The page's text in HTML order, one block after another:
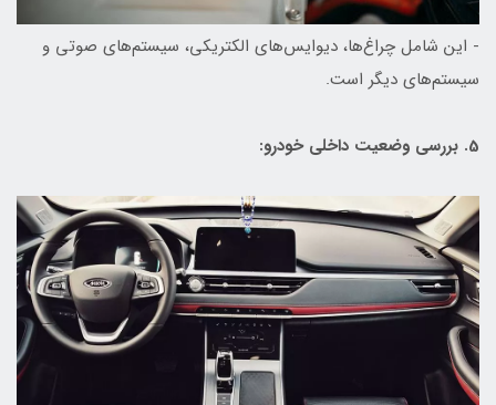
- این شامل چراغ‌ها، دیوایس‌های الکتریکی، سیستم‌های صوتی و
سیستم‌های دیگر است.
5. بررسی وضعیت داخلی خودرو: